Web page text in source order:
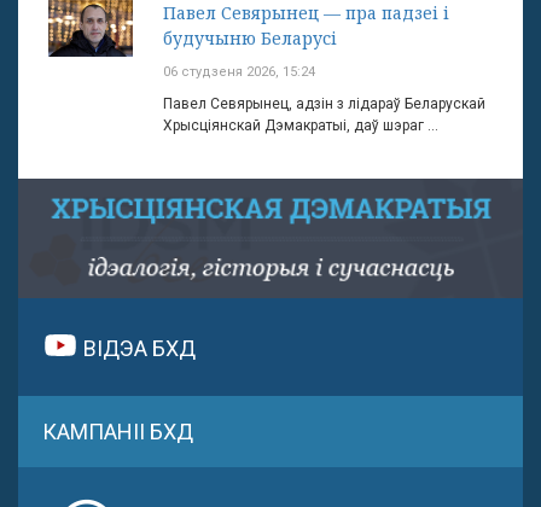
Павел Севярынец — пра падзеі і
будучыню Беларусі
06 студзеня 2026, 15:24
Павел Севярынец, адзін з лідараў Беларускай
Хрысціянскай Дэмакратыі, даў шэраг ...
ВІДЭА БХД
КАМПАНІІ БХД